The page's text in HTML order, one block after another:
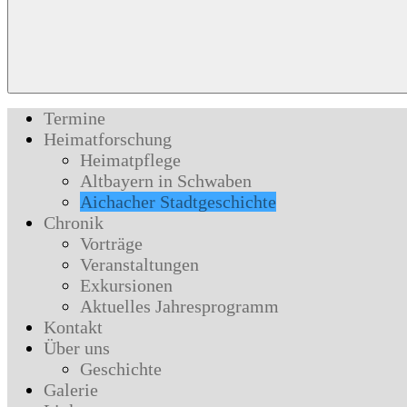
Termine
Heimatforschung
Heimatpflege
Altbayern in Schwaben
Aichacher Stadtgeschichte
Chronik
Vorträge
Veranstaltungen
Exkursionen
Aktuelles Jahresprogramm
Kontakt
Über uns
Geschichte
Galerie